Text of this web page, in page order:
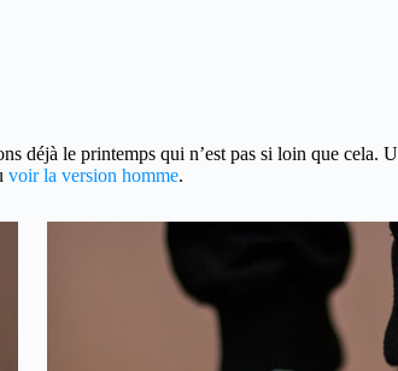
déjà le printemps qui n’est pas si loin que cela.
voir la version homme.